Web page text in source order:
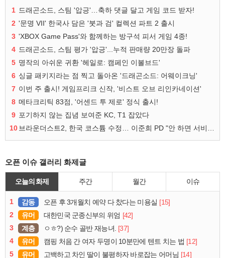
1 드래곤소드, 스팀 '압긍'…축하 댓글 달고 게임 코드 받자!
2 '문명 VII' 한국사 담은 '붓과 검' 컬렉션 파트 2 출시
3 'XBOX Game Pass'와 함께하는 방구석 피서 게임 4종!
4 드래곤소드, 스팀 평가 '압긍'...누적 판매량 20만장 돌파
5 명작의 아쉬운 귀환 '헤일로: 캠페인 이볼브드'
6 싱글 패키지라는 점 찍고 돌아온 '드래곤소드: 어웨이크닝'
7 이번 주 출시! 게임프리크 신작, '비스트 오브 리인카네이션'
8 메타크리틱 83점, '어센드 투 제로' 정식 출시!
9 포기하지 않는 집념 보여준 KC, T1 잡았다
10
오픈 이슈 갤러리 화제글
오늘의 화제 주간 월간 이슈
1 감동 오픈 후 3개월치 예약 다 찼다는 미용실 [15]
2
유머 대한민국 군종신부의 위엄 [42]
3
계층 ㅇㅎ?) 순수 골반 재능녀. [37]
4
유머 캠핑 처음 간 여자 두명이 10분만에 텐트 치는 법 [12]
5
유머 고백하고 차인 딸이 불평하자 바로잡는 어머님 [14]